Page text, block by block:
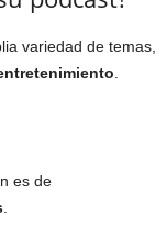
variedad de temas,
es de